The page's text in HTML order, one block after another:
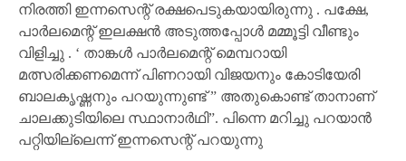
നിരത്തി ഇന്നസെന്റ് രക്ഷപെടുകയായിരുന്നു . പക്ഷേ,
പാര്‍ലമെന്റ് ഇലക്ഷന്‍ അടുത്തപ്പോള്‍ മമ്മൂട്ടി വീണ്ടും
വിളിച്ചു . ‘ താങ്കള്‍ പാര്‍ലമെന്റ് മെമ്പറായി
മത്സരിക്കണമെന്ന് പിണറായി വിജയനും കോടിയേരി
ബാലകൃഷ്ണനും പറയുന്നുണ്ട് ” അതുകൊണ്ട് താനാണ്
ചാലക്കുടിയിലെ സ്ഥാനാര്‍ഥി”. പിന്നെ മറിച്ചു പറയാന്‍
പറ്റിയില്ലെന്ന് ഇന്നസെന്റ് പറയുന്നു